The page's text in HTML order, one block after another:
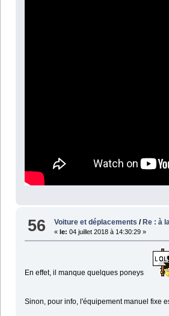
56 Voiture et déplacements / Re : à
« le: 04 juillet 2018 à 14:30:29 »
En effet, il manque quelques poneys
Sinon, pour info, l'équipement manuel fixe